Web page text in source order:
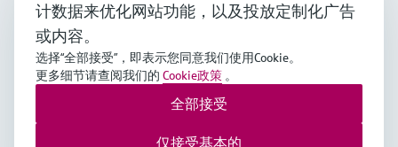
CHN•中文
Endress+Hauser Group Services AG ©版权所有
数据保护通用条款与条件规范及营业执照
计数据来优化网站功能，以及投放定制化广告
或内容。
选择“全部接受”，即表示您同意我们使用Cookie。
更多细节请查阅我们的 Cookie政策 。
仅接受基本的
全部接受